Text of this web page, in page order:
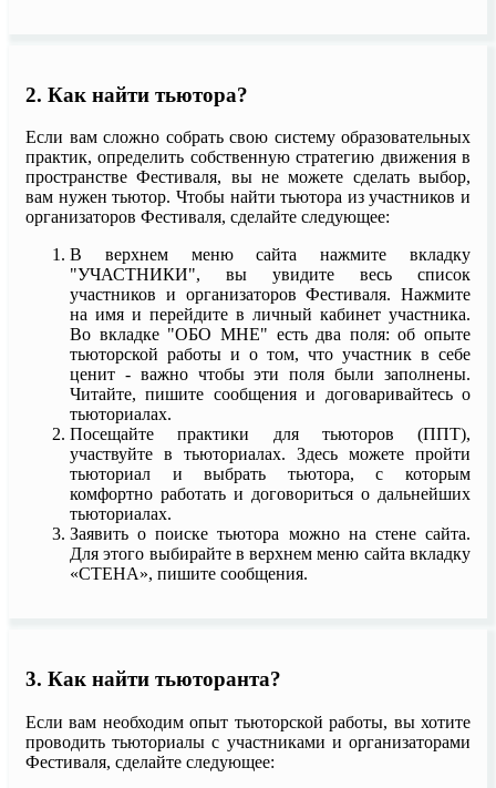
2. Как найти тьютора?
Если вам сложно собрать свою систему образовательных
практик, определить собственную стратегию движения в
пространстве Фестиваля, вы не можете сделать выбор,
вам нужен тьютор. Чтобы найти тьютора из участников и
организаторов Фестиваля, сделайте следующее:
В верхнем меню сайта нажмите вкладку
"УЧАСТНИКИ", вы увидите весь список
участников и организаторов Фестиваля. Нажмите
на имя и перейдите в личный кабинет участника.
Во вкладке "ОБО МНЕ" есть два поля: об опыте
тьюторской работы и о том, что участник в себе
ценит - важно чтобы эти поля были заполнены.
Читайте, пишите сообщения и договаривайтесь о
тьюториалах.
Посещайте практики для тьюторов (ППТ),
участвуйте в тьюториалах. Здесь можете пройти
тьюториал и выбрать тьютора, с которым
комфортно работать и договориться о дальнейших
тьюториалах.
Заявить о поиске тьютора можно на стене сайта.
Для этого выбирайте в верхнем меню сайта вкладку
«СТЕНА», пишите сообщения.
3. Как найти тьюторанта?
Если вам необходим опыт тьюторской работы, вы хотите
проводить тьюториалы с участниками и организаторами
Фестиваля, сделайте следующее: